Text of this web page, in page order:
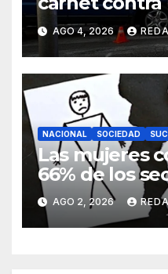
ronda del
lo destroza
AGO 4, 2026
NACIONAL SOCIEDAD
Las mujeres
66% de los
hijos
AGO 2, 2026